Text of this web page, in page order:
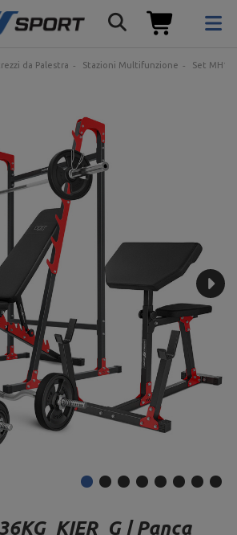
da Palestra Stazioni Multifunzione Set
| Panca